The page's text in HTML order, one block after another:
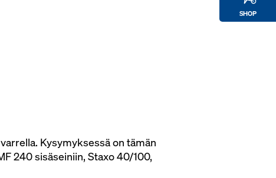
SHOP
Kysymyksessä on tämän
240 sisäseiniin, Staxo 40/100,